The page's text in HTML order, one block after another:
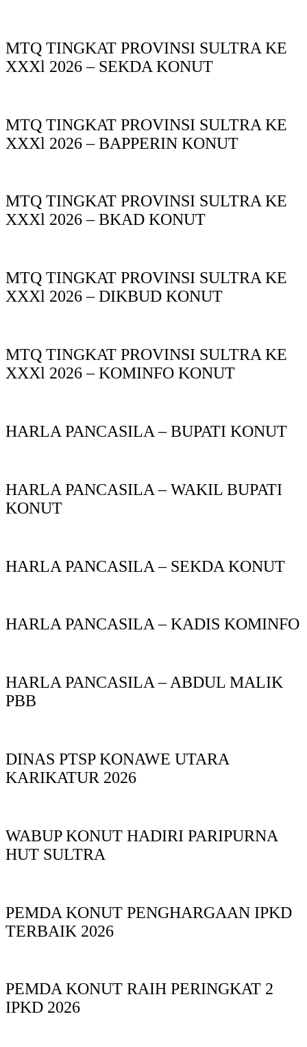
MTQ TINGKAT PROVINSI SULTRA KE
XXXl 2026 – SEKDA KONUT
MTQ TINGKAT PROVINSI SULTRA KE
XXXl 2026 – BAPPERIN KONUT
MTQ TINGKAT PROVINSI SULTRA KE
XXXl 2026 – BKAD KONUT
MTQ TINGKAT PROVINSI SULTRA KE
XXXl 2026 – DIKBUD KONUT
MTQ TINGKAT PROVINSI SULTRA KE
XXXl 2026 – KOMINFO KONUT
HARLA PANCASILA – BUPATI KONUT
HARLA PANCASILA – WAKIL BUPATI
KONUT
HARLA PANCASILA – SEKDA KONUT
HARLA PANCASILA – KADIS KOMINFO
HARLA PANCASILA – ABDUL MALIK
PBB
DINAS PTSP KONAWE UTARA
KARIKATUR 2026
WABUP KONUT HADIRI PARIPURNA
HUT SULTRA
PEMDA KONUT PENGHARGAAN IPKD
TERBAIK 2026
PEMDA KONUT RAIH PERINGKAT 2
IPKD 2026